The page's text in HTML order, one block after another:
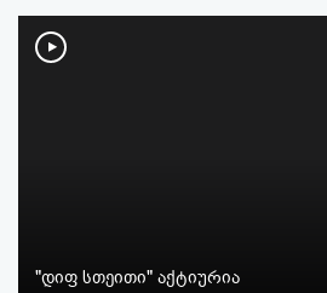
"დიფ სთეითი" აქტიურია